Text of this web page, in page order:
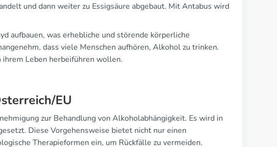
und dann weiter zu Essigsäure abgebaut. Mit Antabus wird
aufbauen, was erhebliche und störende körperliche
dass viele Menschen aufhören, Alkohol zu trinken.
Leben herbeiführen wollen.
EU
zur Behandlung von Alkoholabhängigkeit. Es wird in
Diese Vorgehensweise bietet nicht nur einen
Therapieformen ein, um Rückfälle zu vermeiden.